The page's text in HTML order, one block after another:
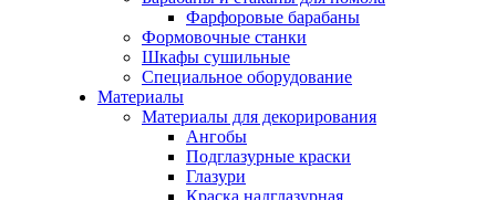
Фарфоровые барабаны
Формовочные станки
Шкафы сушильные
Специальное оборудование
Материалы
Материалы для декорирования
Ангобы
Подглазурные краски
Глазури
Краска надглазурная